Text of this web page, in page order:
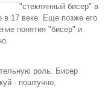
"стеклянный бисер" в
в 17 веке. Еще позже его
понятия "бисер" и
роль. Бисер
- поштучно.